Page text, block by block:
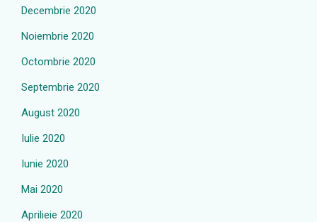
Decembrie 2020
Noiembrie 2020
Octombrie 2020
Septembrie 2020
August 2020
Iulie 2020
Iunie 2020
Mai 2020
Aprilieie 2020